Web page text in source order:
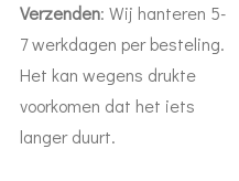
Verzenden: Wij hanteren 5-
7 werkdagen per besteling.
Het kan wegens drukte
voorkomen dat het iets
langer duurt.